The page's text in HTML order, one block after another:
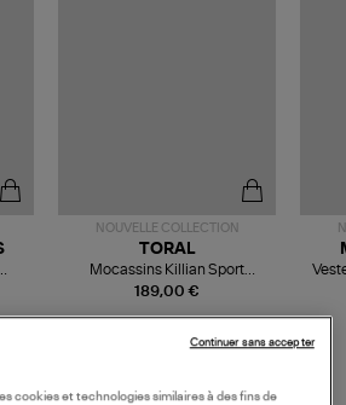
NOUVELLE COLLECTION
189,00 €
TORAL
Mocassins Killian Sport
Mousse
cookies et technologies similaires à des fins de
Continuer sans accepter